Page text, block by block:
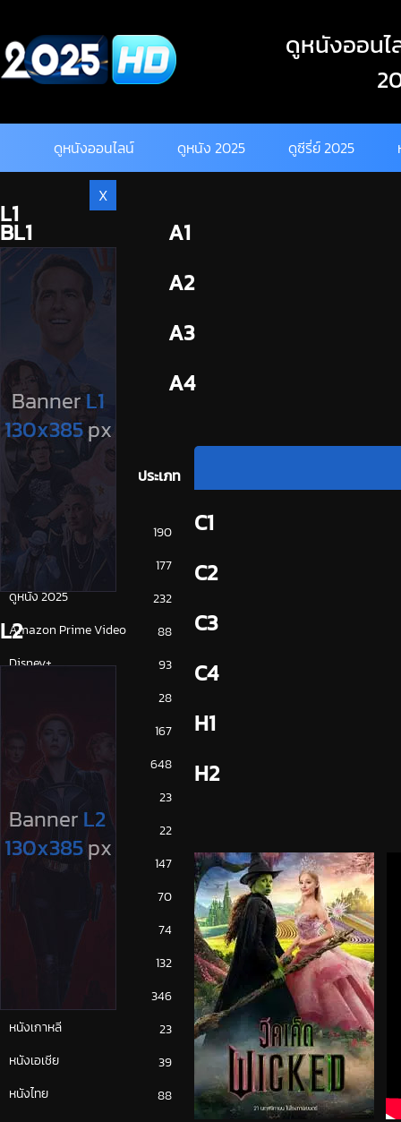
content
ดูหนังออนไ
ดูหนังออนไลน์ ดูหนัง 2025 ดูซีรี่ย์ 2025
BL1
A1
A2
A3
A4
ประเภท
การ์ตูน
190
ดูซีรี่ย์ 2025
177
ดูหนัง 2025
232
Amazon Prime Video
88
Disney+
93
28
167
NETFLIX
648
23
ซีรีย์ญี่ปุ่น
22
ซีรีย์ฝรั่ง
147
70
74
132
346
หนังเกาหลี
23
หนังเอเชีย
39
หนังไทย
88
C1
C2
C3
C4
H1
H2
X
L1
L2